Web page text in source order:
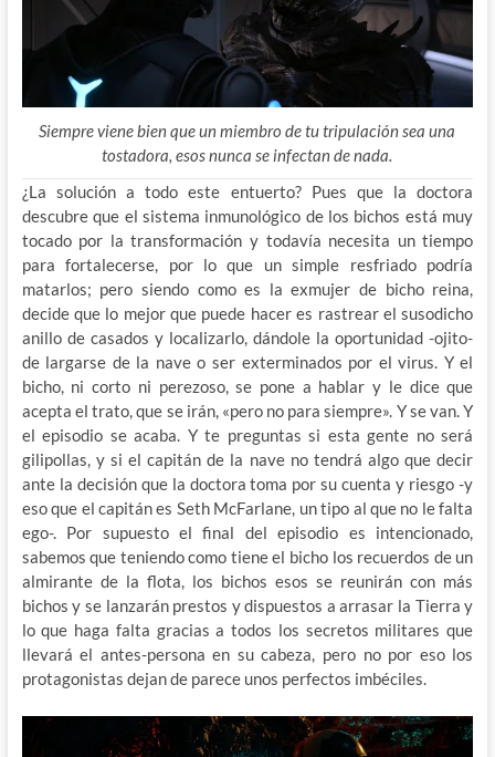
Siempre viene bien que un miembro de tu tripulación sea una
tostadora, esos nunca se infectan de nada.
¿La solución a todo este entuerto? Pues que la doctora
descubre que el sistema inmunológico de los bichos está muy
tocado por la transformación y todavía necesita un tiempo
para fortalecerse, por lo que un simple resfriado podría
matarlos; pero siendo como es la exmujer de bicho reina,
decide que lo mejor que puede hacer es rastrear el susodicho
anillo de casados y localizarlo, dándole la oportunidad -ojito-
de largarse de la nave o ser exterminados por el virus. Y el
bicho, ni corto ni perezoso, se pone a hablar y le dice que
acepta el trato, que se irán, «pero no para siempre». Y se van. Y
el episodio se acaba. Y te preguntas si esta gente no será
gilipollas, y si el capitán de la nave no tendrá algo que decir
ante la decisión que la doctora toma por su cuenta y riesgo -y
eso que el capitán es Seth McFarlane, un tipo al que no le falta
ego-. Por supuesto el final del episodio es intencionado,
sabemos que teniendo como tiene el bicho los recuerdos de un
almirante de la flota, los bichos esos se reunirán con más
bichos y se lanzarán prestos y dispuestos a arrasar la Tierra y
lo que haga falta gracias a todos los secretos militares que
llevará el antes-persona en su cabeza, pero no por eso los
protagonistas dejan de parece unos perfectos imbéciles.